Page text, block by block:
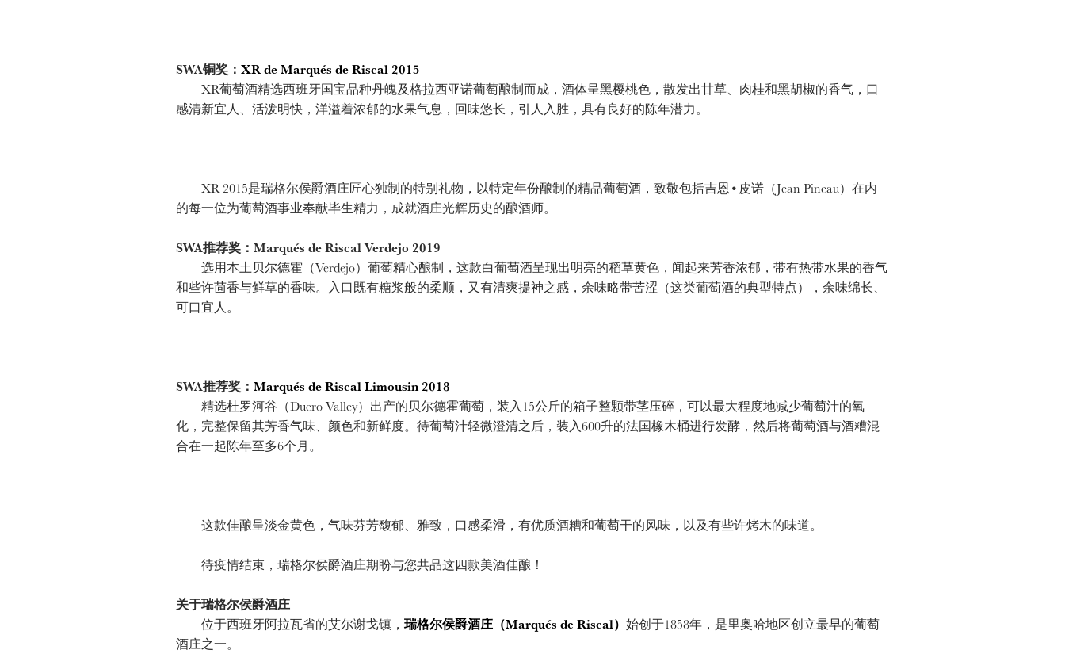
SWA铜奖： XR de Marqués de Riscal 2015
XR葡萄酒精选西班牙国宝品种丹魄及格拉西亚诺葡萄酿制而成，酒体呈黑樱桃色，散发出甘草、肉桂和黑胡椒的香气，口
感清新宜人、活泼明快，洋溢着浓郁的水果气息，回味悠长，引人入胜，具有良好的陈年潜力。
XR 2015是瑞格尔侯爵酒庄匠心独制的特别礼物，以特定年份酿制的精品葡萄酒，致敬包括吉恩•皮诺（Jean Pineau）在内
的每一位为葡萄酒事业奉献毕生精力，成就酒庄光辉历史的酿酒师。
SWA推荐奖：Marqués de Riscal Verdejo 2019
选用本土贝尔德霍（Verdejo）葡萄精心酿制，这款白葡萄酒呈现出明亮的稻草黄色，闻起来芳香浓郁，带有热带水果的香气
和些许茴香与鲜草的香味。入口既有糖浆般的柔顺，又有清爽提神之感，余味略带苦涩（这类葡萄酒的典型特点），余味绵长、
可口宜人。
SWA推荐奖： Marqués de Riscal Limousin 2018
精选杜罗河谷（Duero Valley）出产的贝尔德霍葡萄，装入15公斤的箱子整颗带茎压碎，可以最大程度地减少葡萄汁的氧
化，完整保留其芳香气味、颜色和新鲜度。待葡萄汁轻微澄清之后，装入600升的法国橡木桶进行发酵，然后将葡萄酒与酒糟混
合在一起陈年至多6个月。
这款佳酿呈淡金黄色，气味芬芳馥郁、雅致，口感柔滑，有优质酒糟和葡萄干的风味，以及有些许烤木的味道。
待疫情结束，瑞格尔侯爵酒庄期盼与您共品这四款美酒佳酿！
关于瑞格尔侯爵酒庄
位于西班牙阿拉瓦省的艾尔谢戈镇， 瑞格尔侯爵酒庄（Marqués de Riscal） 始创于1858年，是里奥哈地区创立最早的葡萄
酒庄之一。